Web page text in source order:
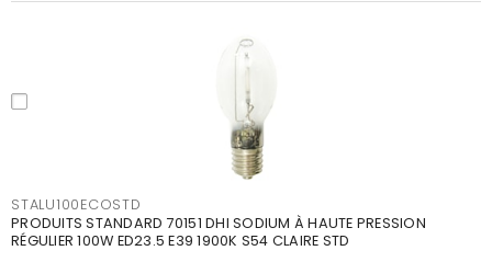
STALU100ECOSTD
PRODUITS STANDARD 70151 DHI SODIUM À HAUTE PRESSION
RÉGULIER 100W ED23.5 E39 1900K S54 CLAIRE STD